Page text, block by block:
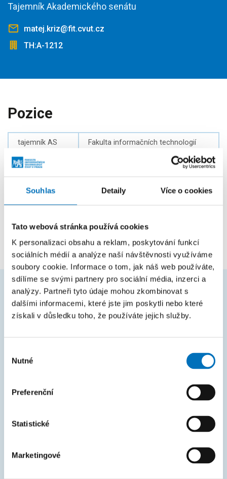
Souhlas Detaily Více o cookies
Tato webová stránka používá cookies
K personalizaci obsahu a reklam, poskytování funkcí
sociálních médií a analýze naší návštěvnosti využíváme
soubory cookie. Informace o tom, jak náš web používáte,
sdílíme se svými partnery pro sociální média, inzerci a
analýzy. Partneři tyto údaje mohou zkombinovat s
dalšími informacemi, které jste jim poskytli nebo které
získali v důsledku toho, že používáte jejich služby.
souhlasu
Nutné
Preferenční
Statistické
Marketingové
Tajemník Akademického senátu
matej.kriz@fit.cvut.cz
TH:A-1212
Pozice
tajemník AS Fakulta informačních technologií
zaměstnanec
zaměstnanec
externí učitel Katedra teoretické informatiky
ČASTO HLEDÁTE
Harmonogram akademického roku
Průvodce studiem
KOS